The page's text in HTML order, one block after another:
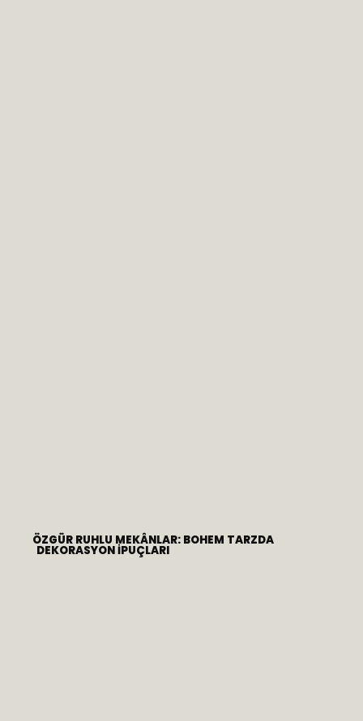
ÖZGÜR RUHLU MEKÂNLAR: BOHEM TARZDA
DEKORASYON İPUÇLARI